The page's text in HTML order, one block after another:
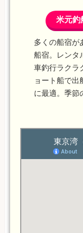
米元釣
多くの船宿が
船宿。レンタ
車釣行ラクラ
ョート船で出
に最適。季節